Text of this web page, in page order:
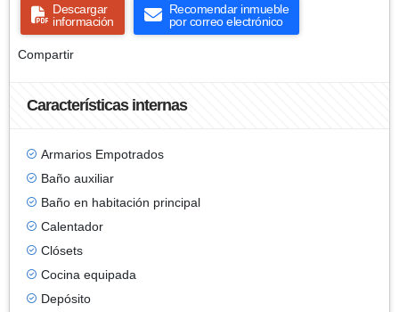
Descargar
información
Recomendar inmueble
por correo electrónico
Compartir
Características internas
Armarios Empotrados
Baño auxiliar
Baño en habitación principal
Calentador
Clósets
Cocina equipada
Depósito